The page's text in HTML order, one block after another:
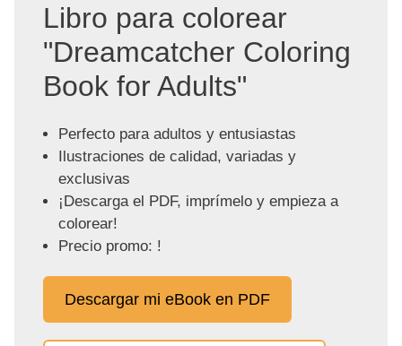
Libro para colorear
"Dreamcatcher Coloring
Book for Adults"
Perfecto para adultos y entusiastas
Ilustraciones de calidad, variadas y
exclusivas
¡Descarga el PDF, imprímelo y empieza a
colorear!
Precio promo: !
Descargar mi eBook en PDF